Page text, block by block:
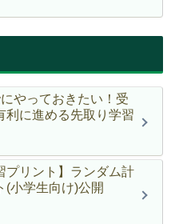
やっておきたい！受
利に進める先取り学習
プリント】ランダム計
(小学生向け)公開